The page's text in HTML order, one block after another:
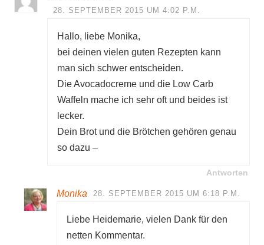
28. SEPTEMBER 2015 UM 4:02 P.M.
Hallo, liebe Monika,
bei deinen vielen guten Rezepten kann
man sich schwer entscheiden.
Die Avocadocreme und die Low Carb
Waffeln mache ich sehr oft und beides ist
lecker.
Dein Brot und die Brötchen gehören genau
so dazu –
Antworten
Monika 28. SEPTEMBER 2015 UM 6:18 P.M.
Liebe Heidemarie, vielen Dank für den
netten Kommentar.